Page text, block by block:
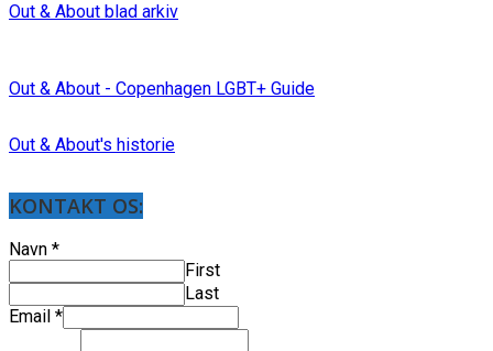
Out & About blad arkiv
Out & About - Copenhagen LGBT+ Guide
Out & About's historie
KONTAKT OS:
Navn *
First
Last
Email *